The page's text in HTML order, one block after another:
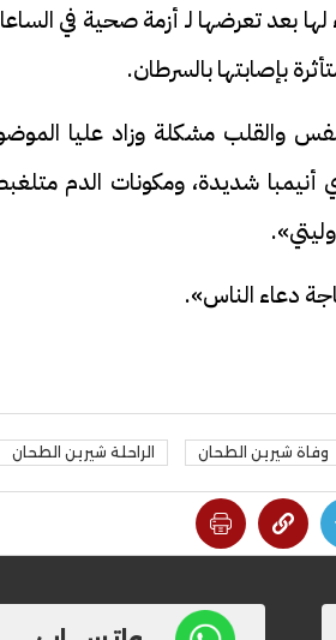
بعد تعرضها لـ أزمة صحية في
بإصابتها بالسرطان.
والقلب مشكلة وزاد عليا
أنيمبا شديدة، ومكونات الدم
دعاء الناس».
وفاة شيرين الطحان الراحلة شيرين الطحان
فيديو